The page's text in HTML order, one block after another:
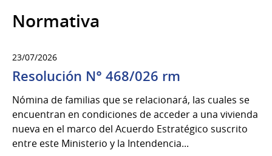
Normativa
23/07/2026
Resolución N° 468/026 rm
Nómina de familias que se relacionará, las cuales se
encuentran en condiciones de acceder a una vivienda
nueva en el marco del Acuerdo Estratégico suscrito
entre este Ministerio y la Intendencia...